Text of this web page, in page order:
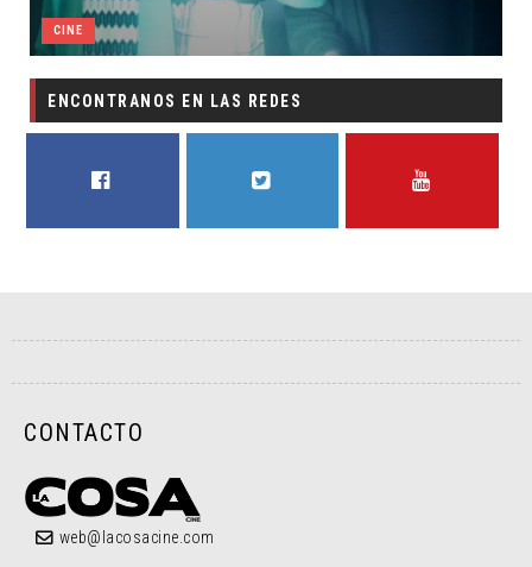
CINE
ENCONTRANOS EN LAS REDES
CONTACTO
web@lacosacine.com